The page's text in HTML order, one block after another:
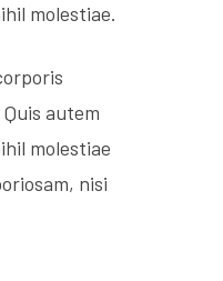
molestiae.
autem
molestiae
nisi